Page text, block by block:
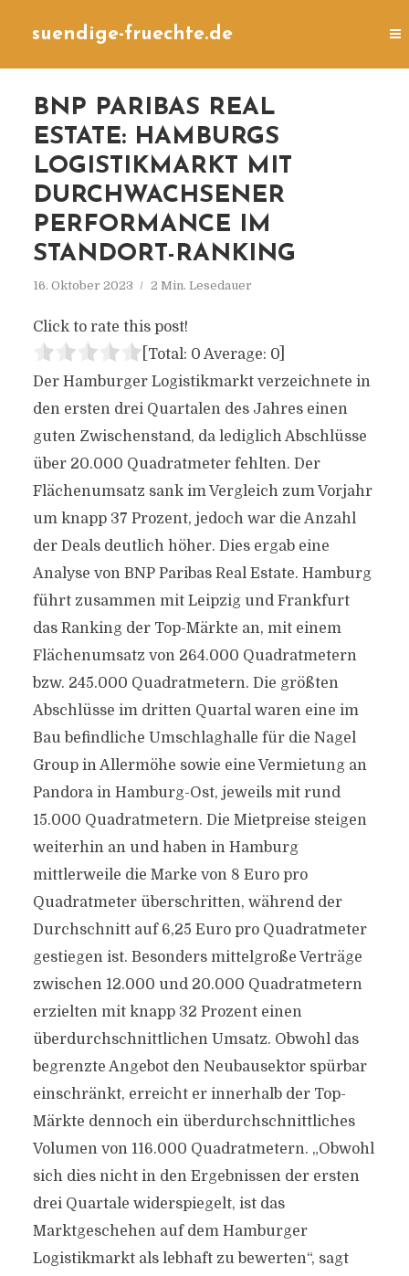
suendige-fruechte.de
BNP PARIBAS REAL
ESTATE: HAMBURGS
LOGISTIKMARKT MIT
DURCHWACHSENER
PERFORMANCE IM
STANDORT-RANKING
16. Oktober 2023 2 Min. Lesedauer
Click to rate this post!
[Total: 0 Average: 0]
Der Hamburger Logistikmarkt verzeichnete in
den ersten drei Quartalen des Jahres einen
guten Zwischenstand, da lediglich Abschlüsse
über 20.000 Quadratmeter fehlten. Der
Flächenumsatz sank im Vergleich zum Vorjahr
um knapp 37 Prozent, jedoch war die Anzahl
der Deals deutlich höher. Dies ergab eine
Analyse von BNP Paribas Real Estate. Hamburg
führt zusammen mit Leipzig und Frankfurt
das Ranking der Top-Märkte an, mit einem
Flächenumsatz von 264.000 Quadratmetern
bzw. 245.000 Quadratmetern. Die größten
Abschlüsse im dritten Quartal waren eine im
Bau befindliche Umschlaghalle für die Nagel
Group in Allermöhe sowie eine Vermietung an
Pandora in Hamburg-Ost, jeweils mit rund
15.000 Quadratmetern. Die Mietpreise steigen
weiterhin an und haben in Hamburg
mittlerweile die Marke von 8 Euro pro
Quadratmeter überschritten, während der
Durchschnitt auf 6,25 Euro pro Quadratmeter
gestiegen ist. Besonders mittelgroße Verträge
zwischen 12.000 und 20.000 Quadratmetern
erzielten mit knapp 32 Prozent einen
überdurchschnittlichen Umsatz. Obwohl das
begrenzte Angebot den Neubausektor spürbar
einschränkt, erreicht er innerhalb der Top-
Märkte dennoch ein überdurchschnittliches
Volumen von 116.000 Quadratmetern. „Obwohl
sich dies nicht in den Ergebnissen der ersten
drei Quartale widerspiegelt, ist das
Marktgeschehen auf dem Hamburger
Logistikmarkt als lebhaft zu bewerten“, sagt